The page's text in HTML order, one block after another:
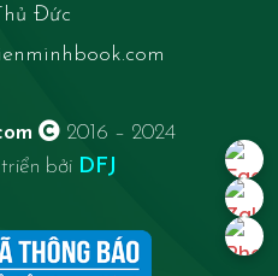
Đức
2016 – 2024
bởi DFJ